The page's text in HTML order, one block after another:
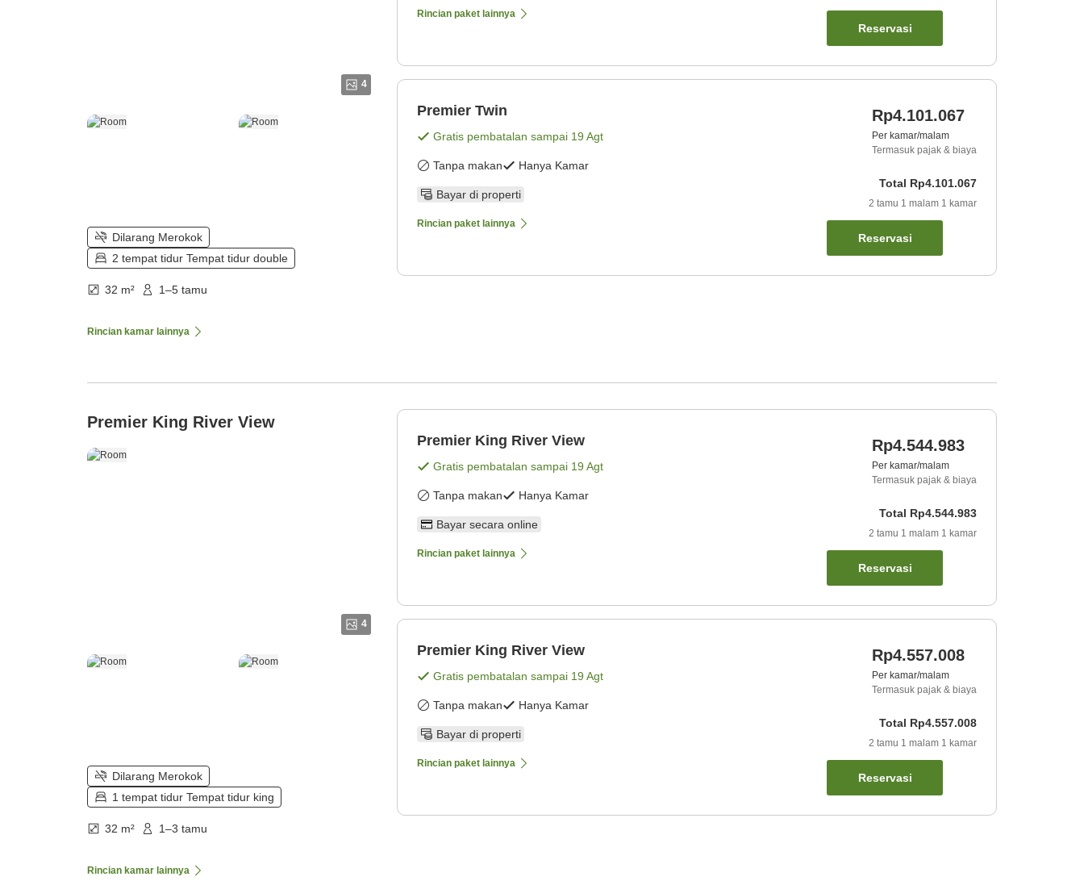
4
Dilarang Merokok
2 tempat tidur Tempat tidur double
32 m² 1–5 tamu
Rincian kamar lainnya
Rincian paket lainnya
Reservasi
Premier Twin
Gratis pembatalan sampai 19 Agt
Tanpa makan Hanya Kamar
Bayar di properti
Rincian paket lainnya
Rp4.101.067
Per kamar/malam
Termasuk pajak & biaya
Total Rp4.101.067
2 tamu 1 malam 1 kamar
Reservasi
Premier King River View
4
Dilarang Merokok
1 tempat tidur Tempat tidur king
32 m² 1–3 tamu
Rincian kamar lainnya
Premier King River View
Gratis pembatalan sampai 19 Agt
Tanpa makan Hanya Kamar
Bayar secara online
Rincian paket lainnya
Rp4.544.983
Per kamar/malam
Termasuk pajak & biaya
Total Rp4.544.983
2 tamu 1 malam 1 kamar
Reservasi
Premier King River View
Gratis pembatalan sampai 19 Agt
Tanpa makan Hanya Kamar
Bayar di properti
Rincian paket lainnya
Rp4.557.008
Per kamar/malam
Termasuk pajak & biaya
Total Rp4.557.008
2 tamu 1 malam 1 kamar
Reservasi